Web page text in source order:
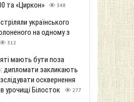
та «Циркон»
348
українського
на одному з
312
мають бути поза
дипломати закликають
осквернення
урочищі Білосток
277